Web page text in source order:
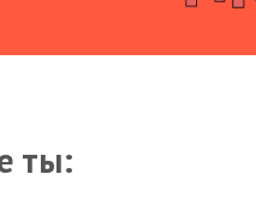
ты: